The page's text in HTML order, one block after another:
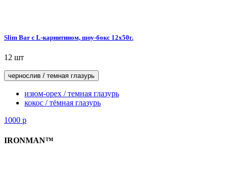
Slim Bar с L-карнитином, шоу-бокс 12x50г.
12 шт
чернослив / темная глазурь
изюм-орех / темная глазурь
кокос / тёмная глазурь
1000 р
IRONMAN™